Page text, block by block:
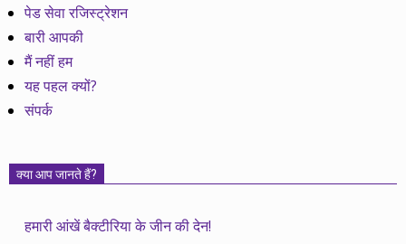
पेड सेवा रजिस्ट्रेशन
बारी आपकी
मैं नहीं हम
यह पहल क्यों?
संपर्क
क्या आप जानते हैं?
हमारी आंखें बैक्टीरिया के जीन की देन!